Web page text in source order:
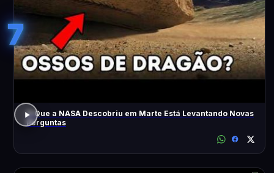
7
O Que a NASA Descobriu em Marte Está Levantando Novas
Perguntas